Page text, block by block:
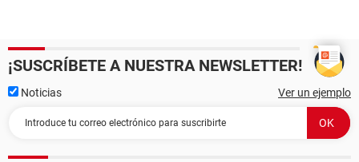
¡SUSCRÍBETE A NUESTRA NEWSLETTER!
Noticias Ver un ejemplo